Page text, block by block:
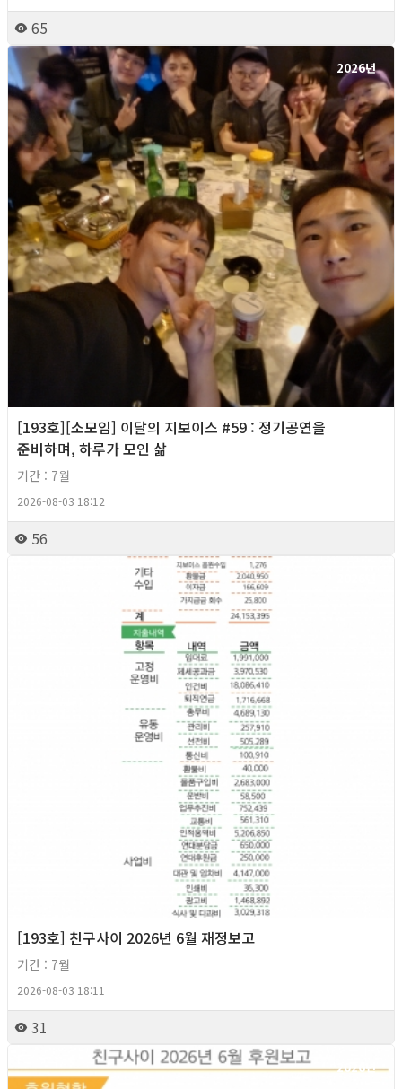
65
2026년
[193호][소모임] 이달의 지보이스 #59 : 정기공연을
준비하며, 하루가 모인 삶
기간 : 7월
2026-08-03 18:12
56
[193호] 친구사이 2026년 6월 재정보고
기간 : 7월
2026-08-03 18:11
31
2026년